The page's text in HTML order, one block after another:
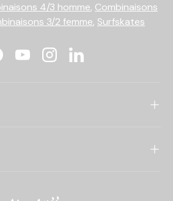
4/3 homme, Combinaisons
3/2 femme, Surfskates
YouTubeInstagramLinkedIn